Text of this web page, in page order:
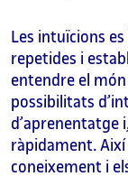
Les intuïcions
repetides i
entendre el
possibilitats
d’aprenentatge
ràpidament. Així
coneixement i